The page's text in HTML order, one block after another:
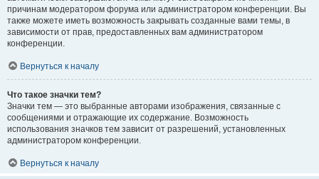
причинам модератором форума или администратором конференции. Вы
также можете иметь возможность закрывать созданные вами темы, в
зависимости от прав, предоставленных вам администратором
конференции.
Вернуться к началу
Что такое значки тем?
Значки тем — это выбранные авторами изображения, связанные с
сообщениями и отражающие их содержание. Возможность
использования значков тем зависит от разрешений, установленных
администратором конференции.
Вернуться к началу